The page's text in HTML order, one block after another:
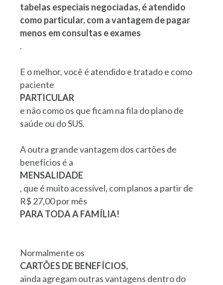
tabelas especiais negociadas, é atendido
como particular, com a vantagem de pagar
menos em consultas e exames
.
E o melhor, você é atendido e tratado e como
paciente
PARTICULAR
e não como os que ficam na fila do plano de
saúde ou do SUS.
A outra grande vantagem dos cartões de
benefícios é a
MENSALIDADE
, que é muito acessível, com planos a partir de
R$ 27,00 por mês
PARA TODA A FAMÍLIA!
Normalmente os
CARTÕES DE BENEFÍCIOS,
ainda agregam outras vantagens dentro do